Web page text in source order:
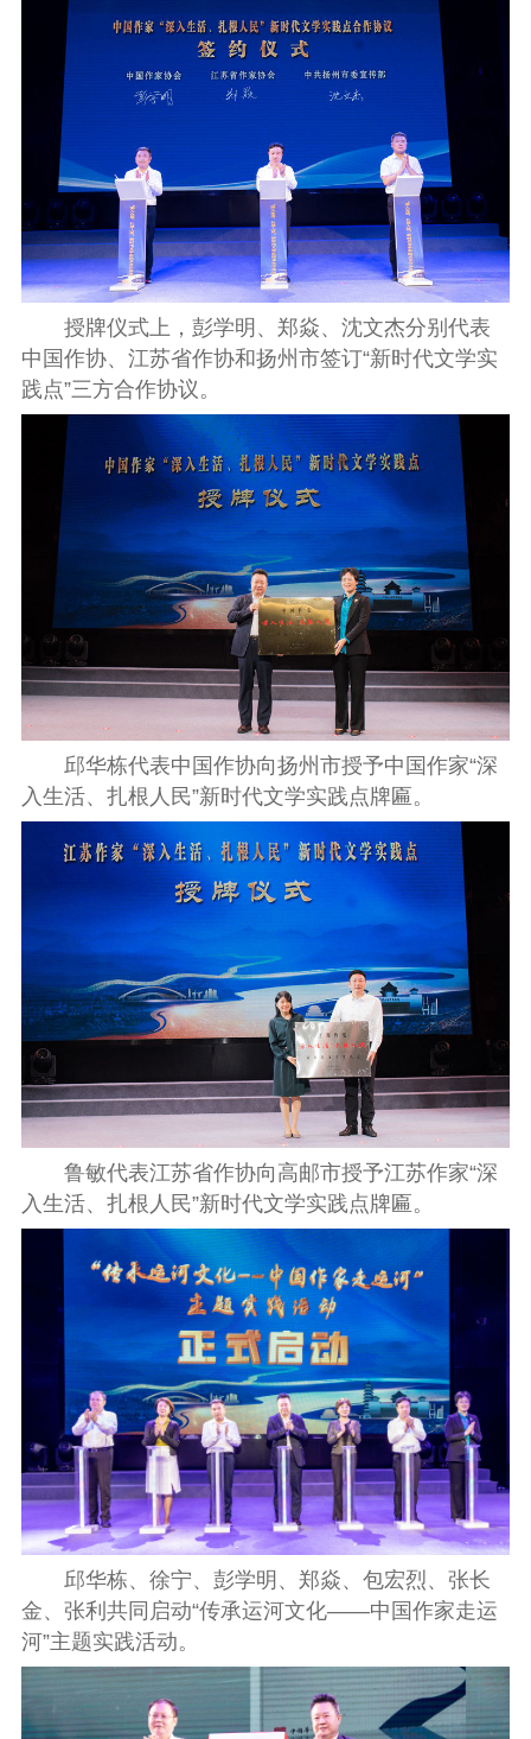
授牌仪式上，彭学明、郑焱、沈文杰分别代表
中国作协、江苏省作协和扬州市签订“新时代文学实
践点”三方合作协议。
邱华栋代表中国作协向扬州市授予中国作家“深
入生活、扎根人民”新时代文学实践点牌匾。
鲁敏代表江苏省作协向高邮市授予江苏作家“深
入生活、扎根人民”新时代文学实践点牌匾。
邱华栋、徐宁、彭学明、郑焱、包宏烈、 张长
金、 张利共同 启动“传承运河文化——中国作家走运
河”主题实践活动。